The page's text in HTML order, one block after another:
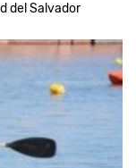
del Salvador